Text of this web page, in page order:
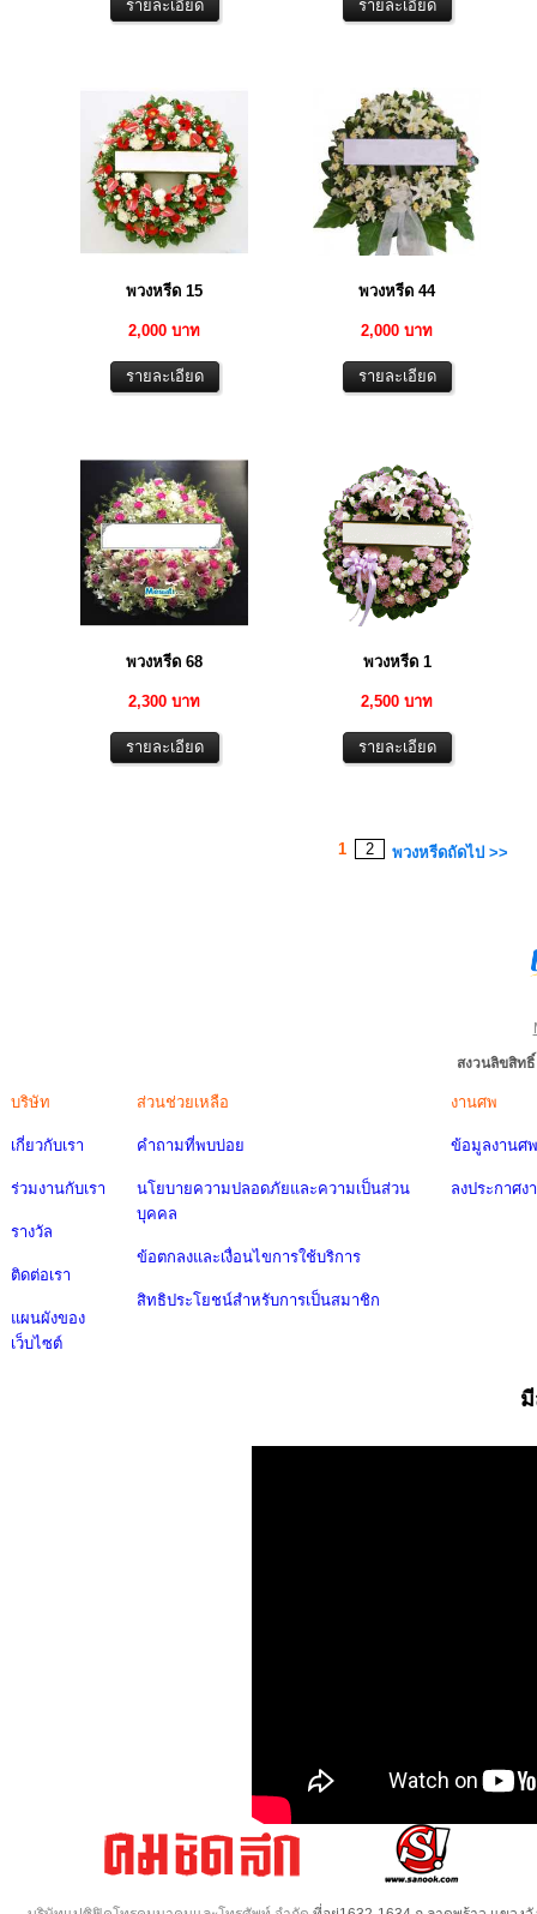
พวงหรีด 15
2,000 บาท
พวงหรีด 44
2,000 บาท
พวงหรีด 68
2,300 บาท
พวงหรีด 1
2,500 บาท
1 2 พวงหรีดถัดไป >>
สงวนลิขสิท
บริษัท
เกี่ยวกับเรา
ร่วมงานกับเรา
รางวัล
ติดต่อเรา
แผนผังของ
เว็บไซต์
ส่วนช่วยเหลือ
คำถามที่พบบ่อย
นโยบายความปลอดภัยและความเป็นส่วน
บุคคล
ข้อตกลงและเงื่อนไขการใช้บริการ
สิทธิประโยชน์สำหรับการเป็นสมาชิก
งานศพ
ข้อมูลงานศพ
ลงประกาศง